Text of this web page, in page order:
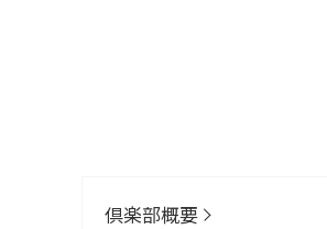
倶楽部概要